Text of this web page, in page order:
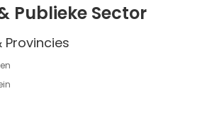
Publieke Sector
Provincies